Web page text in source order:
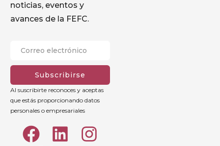
noticias, eventos y
avances de la FEFC.
Subscribirse
Al suscribirte reconoces y aceptas
que estás proporcionando datos
personales o empresariales